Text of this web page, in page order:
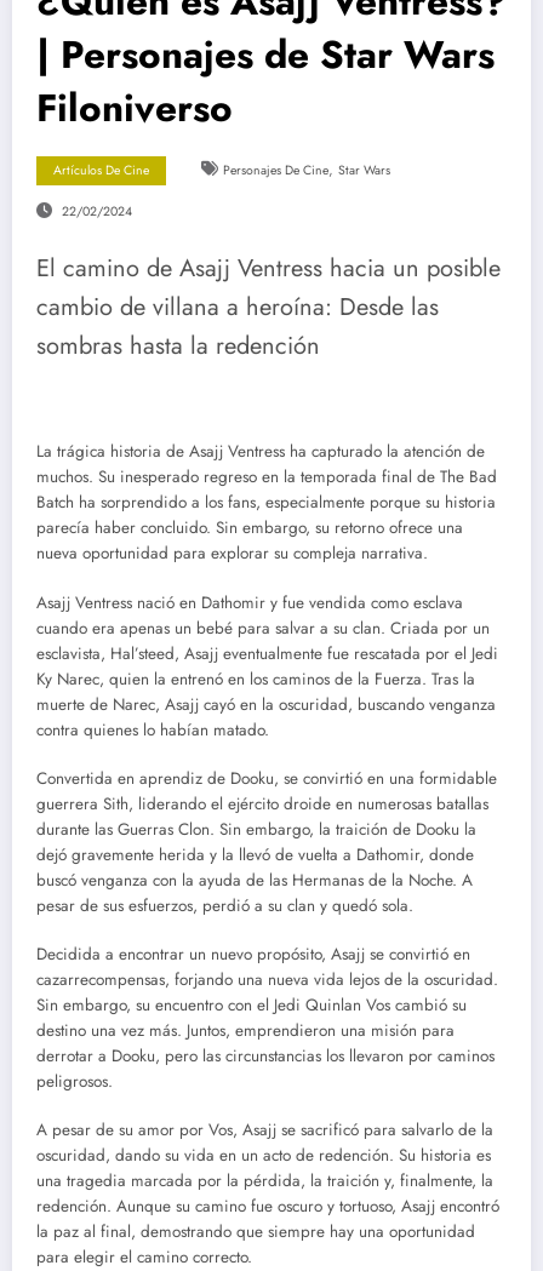
| Personajes de Star Wars
Filoniverso
Artículos De Cine Personajes De Cine, Star Wars
22/02/2024
El camino de Asajj Ventress hacia un posible
cambio de villana a heroína: Desde las
sombras hasta la redención
La trágica historia de Asajj Ventress ha capturado la atención de
muchos. Su inesperado regreso en la temporada final de The Bad
Batch ha sorprendido a los fans, especialmente porque su historia
parecía haber concluido. Sin embargo, su retorno ofrece una
nueva oportunidad para explorar su compleja narrativa.
Asajj Ventress nació en Dathomir y fue vendida como esclava
cuando era apenas un bebé para salvar a su clan. Criada por un
esclavista, Hal’steed, Asajj eventualmente fue rescatada por el Jedi
Ky Narec, quien la entrenó en los caminos de la Fuerza. Tras la
muerte de Narec, Asajj cayó en la oscuridad, buscando venganza
contra quienes lo habían matado.
Convertida en aprendiz de Dooku, se convirtió en una formidable
guerrera Sith, liderando el ejército droide en numerosas batallas
durante las Guerras Clon. Sin embargo, la traición de Dooku la
dejó gravemente herida y la llevó de vuelta a Dathomir, donde
buscó venganza con la ayuda de las Hermanas de la Noche. A
pesar de sus esfuerzos, perdió a su clan y quedó sola.
Decidida a encontrar un nuevo propósito, Asajj se convirtió en
cazarrecompensas, forjando una nueva vida lejos de la oscuridad.
Sin embargo, su encuentro con el Jedi Quinlan Vos cambió su
destino una vez más. Juntos, emprendieron una misión para
derrotar a Dooku, pero las circunstancias los llevaron por caminos
peligrosos.
A pesar de su amor por Vos, Asajj se sacrificó para salvarlo de la
oscuridad, dando su vida en un acto de redención. Su historia es
una tragedia marcada por la pérdida, la traición y, finalmente, la
redención. Aunque su camino fue oscuro y tortuoso, Asajj encontró
la paz al final, demostrando que siempre hay una oportunidad
para elegir el camino correcto.